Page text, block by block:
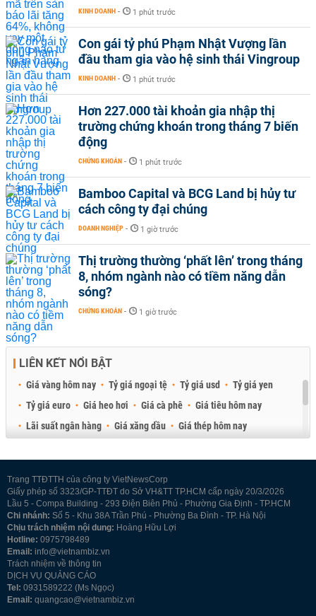
KINH DOANH - 1 phút trước
Con gái tỷ phú Phạm Nhật Vượng lần
đầu tham gia vào hệ sinh thái Vingroup
KINH DOANH - 1 phút trước
Hơn 227.000 tài khoản gia nhập thị
trường chứng khoán trong tháng 7 biến
động
CHỨNG KHOÁN - 1 phút trước
Bamboo Capital và BCG Land bị hủy tư
cách công ty đại chúng
DOANH NGHIỆP - 1 giờ trước
Thị trường thường ‘phất lên’ trong tháng
8, nhóm ngành nào có tiềm năng dẫn
sóng?
CHỨNG KHOÁN - 1 giờ trước
LIÊN KẾT NỔI BẬT
Giá vàng hôm nay Tỷ giá ngoại tệ Tỷ giá usd
Tỷ giá yen
Tỷ giá euro
Giá heo hơi Giá cà phê
Giá tiêu hôm nay
Lãi suất ngân hàng
Giá xăng dầu
Giá thép hôm nay
Trang TTĐTTH của công ty VietNewsCorp
Giấy phép số 3323/GP-TTĐT do Sở VH&TT TP.HCM cấp ngày 20/3/2026
Lầu 5 - Compa Building - 293 Điện Biên Phủ - Phường Gia Định - TP.HCM
Chi nhánh: Số 5 - Khu 38A Trần Phú - Phường Ba Đình - TP. Hà Nội
Chịu trách nhiệm nội dung: Hoàng Hữu Lợi
Hotline: 0975798489
Email: info@vietnambiz.vn
Trách nhiệm về thông tin
DỊCH VỤ QUẢNG CÁO
Tel: 0931589222 (Ms Ngọc)
Email: quangcao@vietnambiz.vn